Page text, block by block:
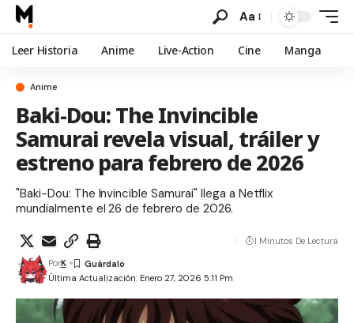
Aa
Leer Historia Anime Live-Action Cine Manga
Anime
Baki-Dou: The Invincible
Samurai revela visual, tráiler y
estreno para febrero de 2026
"Baki-Dou: The Invincible Samurai" llega a Netflix
mundialmente el 26 de febrero de 2026.
Última Actualización: Enero 27, 2026 5:11 Pm
PorK
1 Minutos De Lectura